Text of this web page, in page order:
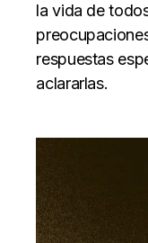
la vida de
respuestas
aclararlas.